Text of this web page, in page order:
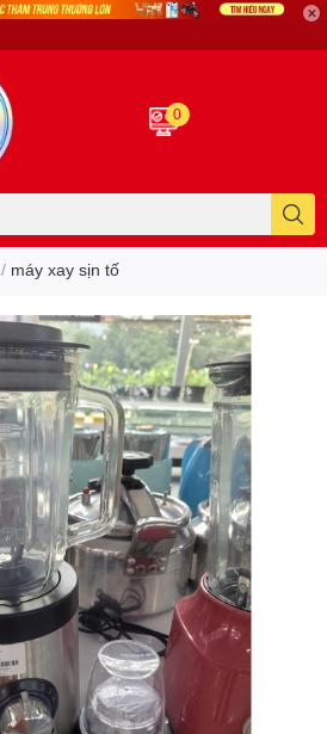
0
/ máy xay sịn tố